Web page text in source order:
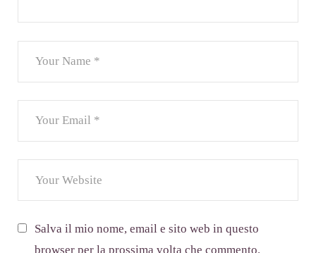
Salva il mio nome, email e sito web in questo
browser per la prossima volta che commento.